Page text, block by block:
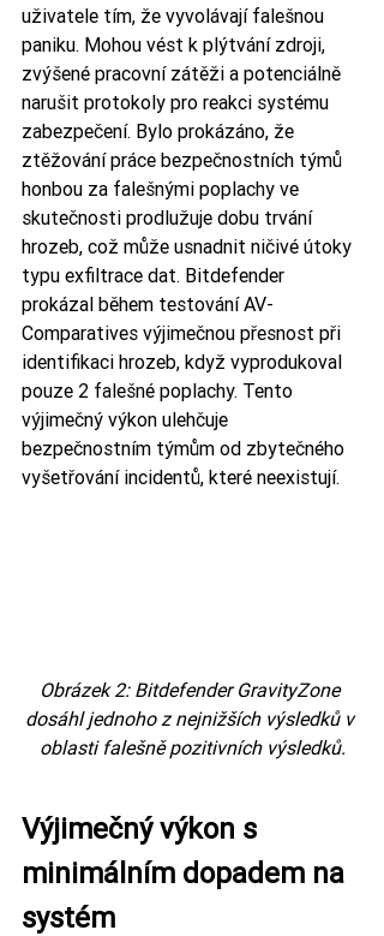
uživatele tím, že vyvolávají falešnou
paniku. Mohou vést k plýtvání zdroji,
zvýšené pracovní zátěži a potenciálně
narušit protokoly pro reakci systému
zabezpečení. Bylo prokázáno, že
ztěžování práce bezpečnostních týmů
honbou za falešnými poplachy ve
skutečnosti prodlužuje dobu trvání
hrozeb, což může usnadnit ničivé útoky
typu exfiltrace dat. Bitdefender
prokázal během testování AV-
Comparatives výjimečnou přesnost při
identifikaci hrozeb, když vyprodukoval
pouze 2 falešné poplachy. Tento
výjimečný výkon ulehčuje
bezpečnostním týmům od zbytečného
vyšetřování incidentů, které neexistují.
Obrázek 2: Bitdefender GravityZone
dosáhl jednoho z nejnižších výsledků v
oblasti falešně pozitivních výsledků.
Výjimečný výkon s
minimálním dopadem na
systém